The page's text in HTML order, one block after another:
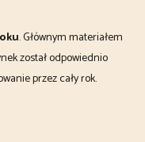
. Głównym materiałem
został odpowiednio
przez cały rok.